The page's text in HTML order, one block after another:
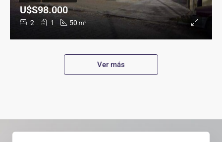
2 1 50 m²
U$S98.000
Ver más